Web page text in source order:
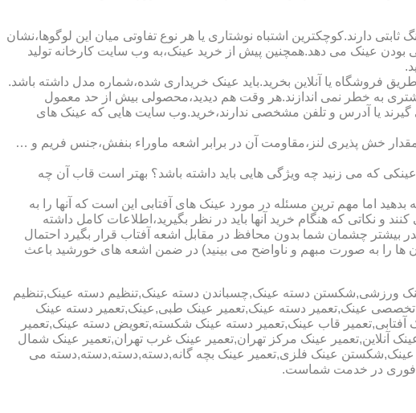
دارند.کوچکترین اشتباه نوشتاری یا هر نوع تفاوتی میان این لوگوها،نشان
بودن عینک می دهد.همچنین پیش از خرید عینک،به وب سایت کارخانه تولید
یا آنلاین بخرید.باید عینک خریداری شده،شماره مدل داشته باشد.
به خطر نمی اندازند.هر وقت هم دیدید،محصولی بیش از حد معمول
یا آدرس و تلفن مشخصی ندارند،خرید.وب سایت هایی که عینک های
خش پذیری لنز،مقاومت آن در برابر اشعه ماوراء بنفش،جنس فریم و …
که می زنید چه ویژگی هایی باید داشته باشد؟ بهتر است قاب آن چه
اما مهم ترین مسئله در مورد عینک های آفتابی این است که آنها را به
و نکاتی که هنگام خرید آنها باید در نظر بگیرید،اطلاعات کامل داشته
چشمان شما بدون محافظ در مقابل اشعه آفتاب قرار بگیرد احتمال
ها را به صورت مبهم و ناواضح می بینید) در ضمن اشعه های خورشید باعث
عینک ورزشی,شکستن دسته عینک,چسباندن دسته عینک,تنظیم دسته عینک,تنظیم
تخصصی عینک,تعمیر دسته عینک,تعمیر عینک طبی,عینک,تعمیر دسته عینک
قاب عینک,تعمیر دسته عینک شکسته,تعویض دسته عینک,تعمیر
آنلاین,تعمیر عینک مرکز تهران,تعمیر عینک غرب تهران,تعمیر عینک شمال
عینک فلزی,تعمیر عینک بچه گانه,دسته,دسته,دسته,دسته می
فوری در خدمت شماست.